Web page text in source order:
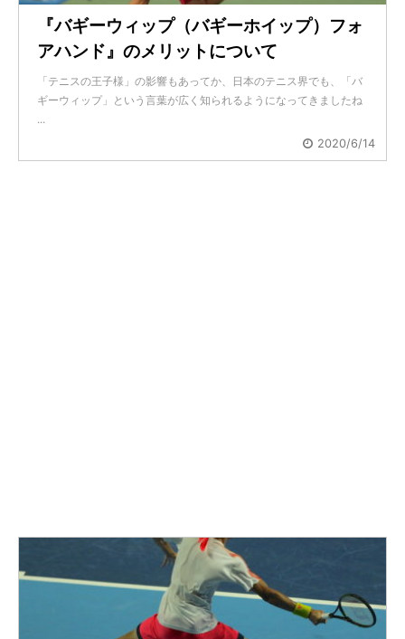
『バギーウィップ（バギーホイップ）フォ
アハンド』のメリットについて
「テニスの王子様」の影響もあってか、日本のテニス界でも、「バ
ギーウィップ」という言葉が広く知られるようになってきましたね
...
2020/6/14